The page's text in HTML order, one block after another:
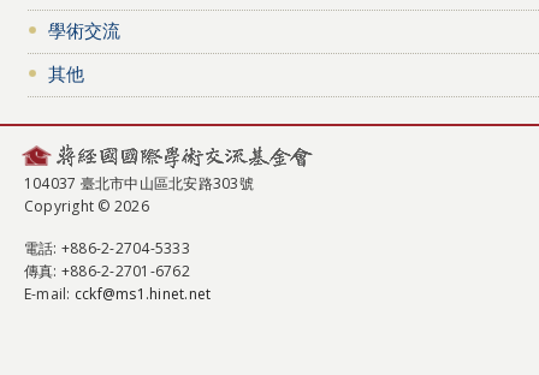
學術交流
其他
104037 臺北市中山區北安路303號
Copyright © 2026
電話: +886-2-2704-5333
傳真: +886-2-2701-6762
E-mail: cckf@ms1.hinet.net